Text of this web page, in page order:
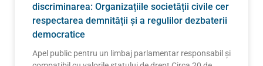
discriminarea: Organizațiile societății civile cer
respectarea demnității și a regulilor dezbaterii
democratice
Apel public pentru un limbaj parlamentar responsabil și